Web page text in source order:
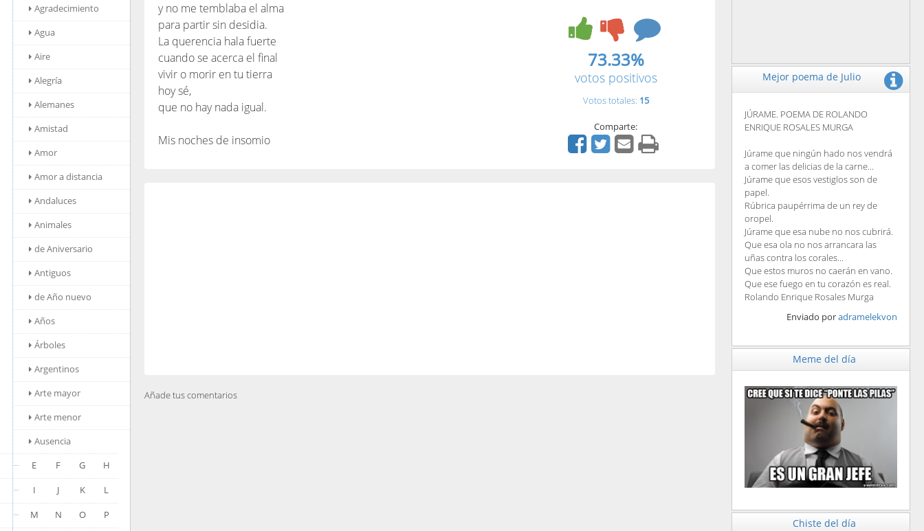
Agradecimiento
Agua
Aire
Alegría
Alemanes
Amistad
Amor
Amor a distancia
Andaluces
Animales
de Aniversario
Antiguos
de Año nuevo
Años
Árboles
Argentinos
Arte mayor
Arte menor
Ausencia
E
F G
H
I
J K
L
M
N O
P
y no me temblaba el alma
para partir sin desidia.
La querencia hala fuerte
cuando se acerca el final
vivir o morir en tu tierra
hoy sé,
que no hay nada igual.
Mis noches de insomio
73.33%
votos positivos
Votos totales: 15
Comparte:
Añade tus comentarios
Mejor poema de Julio
JÚRAME. POEMA DE ROLANDO
ENRIQUE ROSALES MURGA
Júrame que ningún hado nos vendrá
a comer las delicias de la carne...
Júrame que esos vestiglos son de
papel.
Rúbrica paupérrima de un rey de
oropel.
Júrame que esa nube no nos cubrirá.
Que esa ola no nos arrancara las
uñas contra los corales...
Que estos muros no caerán en vano.
Que ese fuego en tu corazón es real.
Rolando Enrique Rosales Murga
Enviado poradramelekvon
Meme del día
Chiste del día